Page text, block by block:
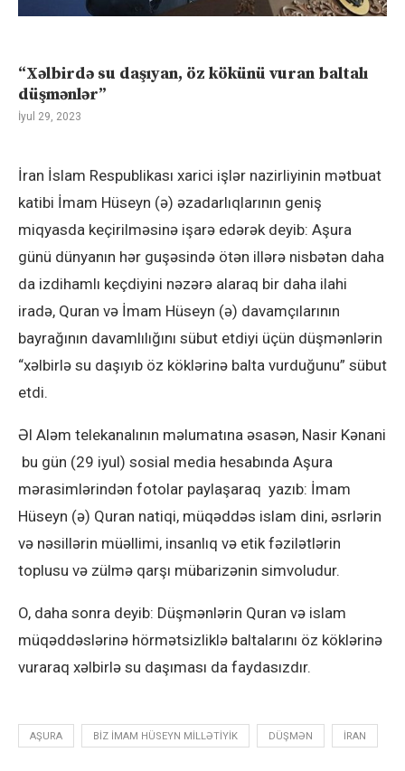
“Xəlbirdə su daşıyan, öz kökünü vuran baltalı
düşmənlər”
İyul 29, 2023
İran İslam Respublikası xarici işlər nazirliyinin mətbuat
katibi İmam Hüseyn (ə) əzadarlıqlarının geniş
miqyasda keçirilməsinə işarə edərək deyib: Aşura
günü dünyanın hər guşəsində ötən illərə nisbətən daha
da izdihamlı keçdiyini nəzərə alaraq bir daha ilahi
iradə, Quran və İmam Hüseyn (ə) davamçılarının
bayrağının davamlılığını sübut etdiyi üçün düşmənlərin
“xəlbirlə su daşıyıb öz köklərinə balta vurduğunu” sübut
etdi.
Əl Aləm telekanalının məlumatına əsasən, Nasir Kənani
bu gün (29 iyul) sosial media hesabında Aşura
mərasimlərindən fotolar paylaşaraq yazıb: İmam
Hüseyn (ə) Quran natiqi, müqəddəs islam dini, əsrlərin
və nəsillərin müəllimi, insanlıq və etik fəzilətlərin
toplusu və zülmə qarşı mübarizənin simvoludur.
O, daha sonra deyib: Düşmənlərin Quran və islam
müqəddəslərinə hörmətsizliklə baltalarını öz köklərinə
vuraraq xəlbirlə su daşıması da faydasızdır.
AŞURA BIZ IMAM HÜSEYN MILLƏTIYIK DÜŞMƏN IRAN